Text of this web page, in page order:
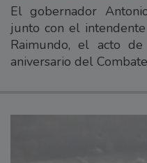
El gobernador
junto con el
Raimundo, el acto
aniversario del